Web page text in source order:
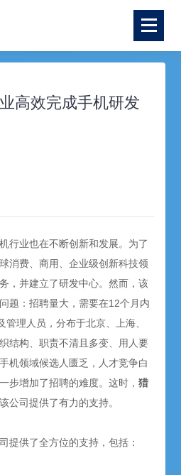
高效完成手机研发
行业也在不断创新和发展。为了
消费、商用、企业级创新科技领
，并建立了研发中心。然而，该
题：招聘量大，需要在12个月内
理人员，分布于北京、上海、
结构、职责不清且多变、用人要
机领域候选人匮乏，人才竞争白
步增加了招聘的难度。这时，猎
公司提供了有力的支持。
提供了全方位的支持，包括：